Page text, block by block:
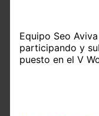
Equipo Seo
participando y
puesto en el V